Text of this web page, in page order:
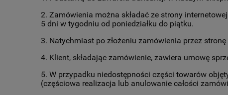
2. Zamówienia można składać ze strony
5 dni w tygodniu od poniedziałku do piątku.
3. Natychmiast po złożeniu zamówienia przez
4. Klient, składając zamówienie, zawiera umowę
5. W przypadku niedostępności części towarów
(częściowa realizacja lub anulowanie całości